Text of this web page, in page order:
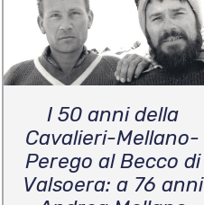
I 50 anni della
Cavalieri-Mellano-
Perego al Becco di
Valsoera: a 76 anni